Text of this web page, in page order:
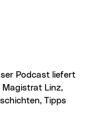
Magistrat Linz,
Tipps